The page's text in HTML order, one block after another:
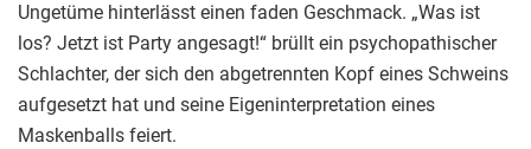
Ungetüme hinterlässt einen faden Geschmack. „Was ist
los? Jetzt ist Party angesagt!“ brüllt ein psychopathischer
Schlachter, der sich den abgetrennten Kopf eines Schweins
aufgesetzt hat und seine Eigeninterpretation eines
Maskenballs feiert.